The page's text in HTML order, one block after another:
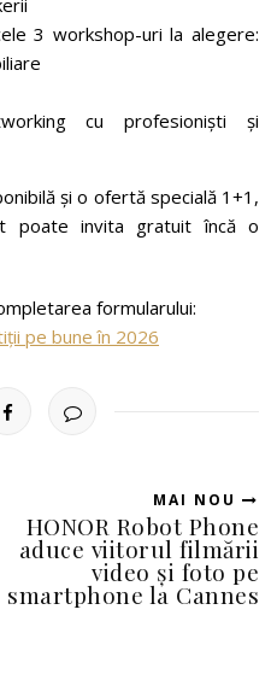
3 workshop-uri la alegere:
cu profesioniști și
și o ofertă specială 1+1,
poate invita gratuit încă o
formularului:
pe bune în 2026
MAI NOU
HONOR Robot Phone
aduce viitorul filmării
video și foto pe
smartphone la Cannes